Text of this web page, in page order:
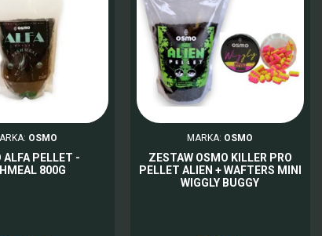
OSMO
ALFA PELLET -
800G
MARKA: OSMO
ZESTAW OSMO KILLER PRO
PELLET ALIEN + WAFTERS MINI
WIGGLY BUGGY